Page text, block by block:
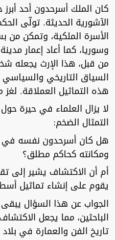
كان الملك أسرحدون أحد أبرز
الآشورية الحديثة. تولّى
الأسرة الملكية، وتمكن
وسوريا، كما أعاد إعمار
من قبل، هذا الإرث
السياق التاريخي
هذه التماثيل العملاقة. لغز
لا يزال العلماء في حيرة
التمثال الضخم:
هل كان أسرحدون نفسه في
ومكانته كحاكم مطلق؟
أم أن الاكتشاف يشير إلى
يقوم على إنشاء تماثيل
الجواب عن هذا السؤال يبقى
الباحثين، مما يجعل
تاريخ الفن والعمارة في بلاد